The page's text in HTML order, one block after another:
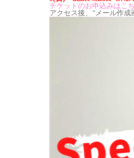
チケットのお申込みはこ
アクセス後、“メール作